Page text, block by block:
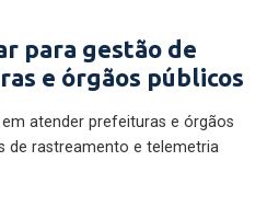
para gestão de
e órgãos públicos
atender prefeituras e órgãos
de rastreamento e telemetria